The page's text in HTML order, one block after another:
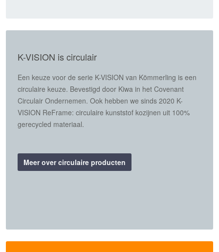
K-VISION is circulair
Een keuze voor de serie K-VISION van Kömmerling is een
circulaire keuze. Bevestigd door Kiwa in het Covenant
Circulair Ondernemen. Ook hebben we sinds 2020 K-
VISION ReFrame: circulaire kunststof kozijnen uit 100%
gerecycled materiaal.
Meer over circulaire producten